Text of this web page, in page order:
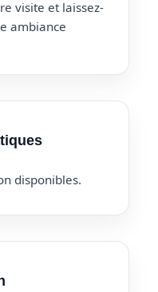
visite et laissez-
ambiance
disponibles.